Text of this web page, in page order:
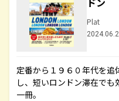
Plat
定番から１９６０年代を
し、短いロンドン滞在で
一冊。